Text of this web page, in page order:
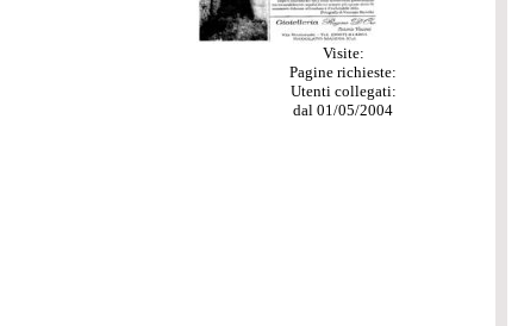
Visite:
Pagine richieste:
Utenti collegati:
dal 01/05/2004